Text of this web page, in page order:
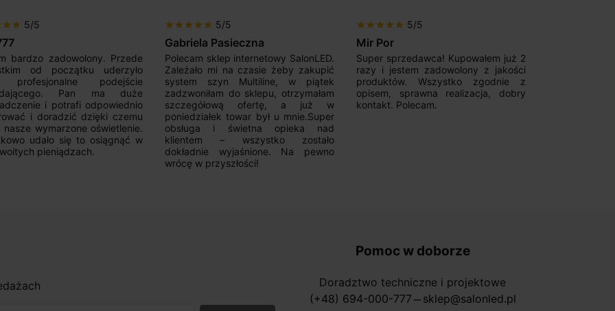
star star 5/5
bardzo zadowolony. Przede
od początku uderzyło
profesjonalne podejście
Pan ma duże
i potrafi odpowiednio
i doradzić dzięki czemu
nasze wymarzone oświetlenie.
udało się to osiągnąć w
pieniądzach.
star star star star star 5/5
Gabriela Pasieczna
Polecam sklep internetowy SalonLED.
Zależało mi na czasie żeby zakupić
system szyn Multiline, w piątek
zadzwoniłam do sklepu, otrzymałam
szczegółową ofertę, a już w
poniedziałek towar był u mnie.Super
obsługa i świetna opieka nad
klientem – wszystko zostało
dokładnie wyjaśnione. Na pewno
wrócę w przyszłości!
star star star star star 5/5
Mir Por
Super sprzedawca! Kupowałem już 2
razy i jestem zadowolony z jakości
produktów. Wszystko zgodnie z
opisem, sprawna realizacja, dobry
kontakt. Polecam.
Pomoc w doborze
Doradztwo techniczne i projektowe
(+48) 694-000-777 horizontal_rule sklep@salonled.pl